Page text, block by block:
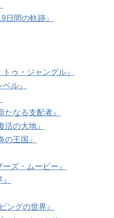
日間の軌跡』
ゥ・ジャングル』
ル』
たなる支配者』
活の大地』
の王国』
ズ・ムービー』
ングの世界』